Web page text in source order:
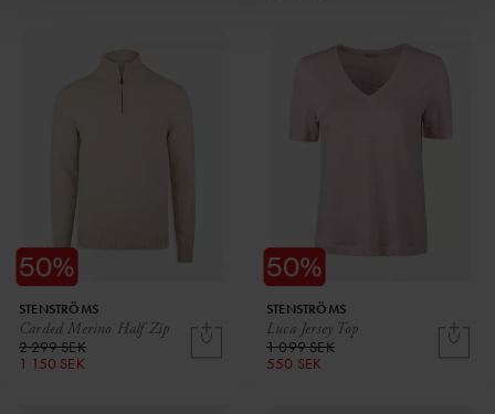
Carded Merino Half Zip
STENSTRÖMS
2 299 SEK
1 150 SEK
Luca Jersey Top
STENSTRÖMS
1 099 SEK
550 SEK